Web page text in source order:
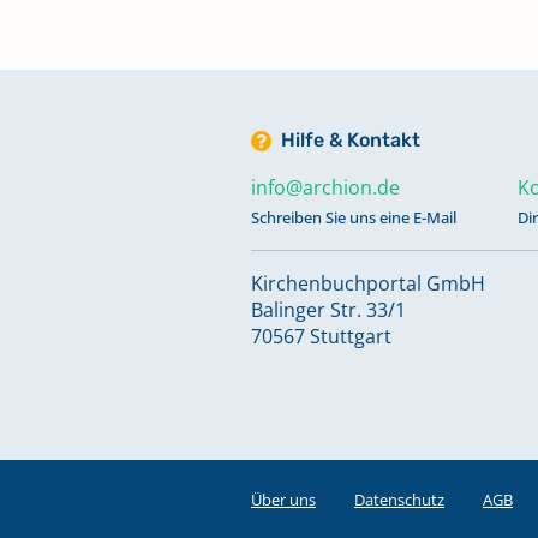
Hilfe & Kontakt
info@archion.de
Schreiben Sie uns eine E-Mail
Kirchenbuchportal GmbH
Balinger Str. 33/1
70567 Stuttgart
Über uns Datenschutz AGB